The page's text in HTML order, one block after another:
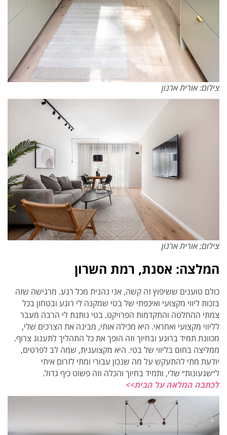
צילום: אורית ארנון
צילום: אורית ארנון
המלצה: אסנת, רמת השרון
כולם טוענים ששיפוץ זה קשה, אני נהנית מכל רגע. מרגישה שזה
בזכות ליווי מקצועי ואיכפתי של בטי שמקנה לי רוגע ובטחון בכל
צמתי ההחלטה והתקדמות הפרויקט. בטי נותנת לי הרבה מעבר
לליווי מקצועי ואחראי. היא מכילה אותי, מבינה את הצרכים שלי,
מכוונת תמיד ברוגע ובחיוך וזה הופך את כל התהליך לתענוג צרוף.
ממליצה בחום בליווי של בטי. היא מקצוענית, שמה לב לפרטים,
יודעת מתי להתעקש על מה שנכון עבורי ומתי לזרום איתי
ל״שגעונות״ שלי, ותמיד בחיוך והכלה וזה פשוט כיף גדול.
לכתבה המלאה על הבית>>